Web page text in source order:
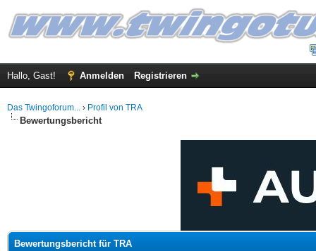
Hallo, Gast! Anmelden Registrieren
Das Twingoforum... › Profil von TRA
Bewertungsbericht
Bewertungsbericht für TRA